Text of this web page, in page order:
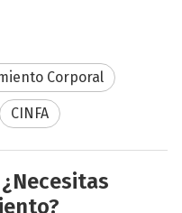
Corporal
CINFA